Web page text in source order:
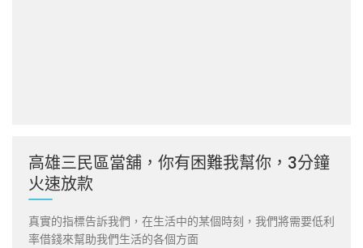
高雄三民區當舖，你有困難我幫你，3分鐘
火速放款
真實的指標告訴我們，在生活中的某個時刻，我們將需要低利
率借錢來幫助我們生活的各個方面